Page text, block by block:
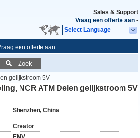
Sales & Support
Vraag een offerte aan -
Select Language
een offerte aan
Zoek
gelijkstroom 5V
NCR ATM Delen gelijkstroom 5V
Shenzhen, China
Creator
EMV